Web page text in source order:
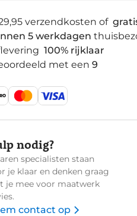
verzendkosten of
5 werkdagen
100% rijklaar
met een 9
nodig?
specialisten staan
je klaar en denken graag
je mee voor maatwerk
contact op